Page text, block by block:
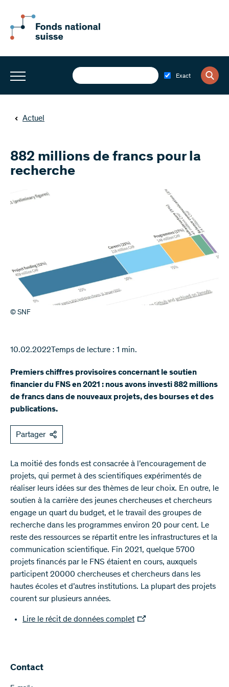
Exact
Actuel
882 millions de francs pour la
recherche
© SNF
10.02.2022 Temps de lecture : 1 min.
Premiers chiffres provisoires concernant le soutien
financier du FNS en 2021 : nous avons investi 882 millions
de francs dans de nouveaux projets, des bourses et des
publications.
Partager
La moitié des fonds est consacrée à l’encouragement de
projets, qui permet à des scientifiques expérimentés de
réaliser leurs idées sur des thèmes de leur choix. En outre, le
soutien à la carrière des jeunes chercheuses et chercheurs
engage un quart du budget, et le travail des groupes de
recherche dans les programmes environ 20 pour cent. Le
reste des ressources se répartit entre les infrastructures et la
communication scientifique. Fin 2021, quelque 5700
projets financés par le FNS étaient en cours, auxquels
participent 20000 chercheuses et chercheurs dans les
hautes écoles et d’autres institutions. La plupart des projets
courent sur plusieurs années.
Lire le récit de données complet
Contact